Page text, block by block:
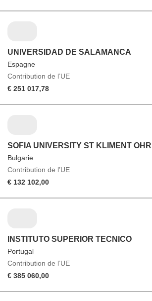
UNIVERSIDAD DE SALAMANCA
Espagne
Contribution de l’UE
€ 251 017,78
SOFIA UNIVERSITY ST KLIMENT
Bulgarie
Contribution de l’UE
€ 132 102,00
INSTITUTO SUPERIOR TECNICO
Portugal
Contribution de l’UE
€ 385 060,00